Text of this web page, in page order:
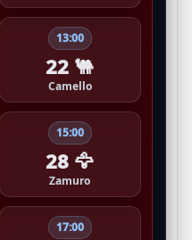
13:00
22 🐫
Camello
15:00
28 🦅
Zamuro
17:00